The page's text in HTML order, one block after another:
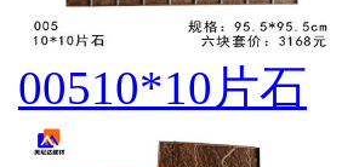
00510*10片石